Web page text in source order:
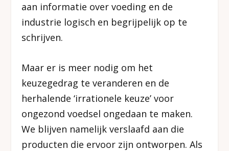
aan informatie over voeding en de
industrie logisch en begrijpelijk op te
schrijven.
Maar er is meer nodig om het
keuzegedrag te veranderen en de
herhalende ‘irrationele keuze’ voor
ongezond voedsel ongedaan te maken.
We blijven namelijk verslaafd aan die
producten die ervoor zijn ontworpen. Als